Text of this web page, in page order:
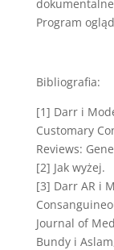
Program
Bibliografia:
[1] Darr i
Customary
Reviews:
[2] Jak wyżej.
[3] Darr AR i
Journal of
Bundy i